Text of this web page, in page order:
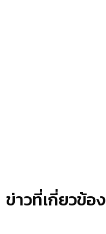
ข่าวที่เกี่ยวข้อง